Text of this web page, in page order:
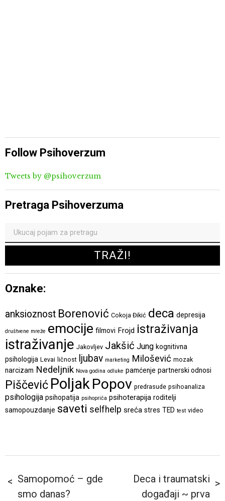
Follow Psihoverzum
Tweets by @psihoverzum
Pretraga Psihoverzuma
Oznake:
anksioznost Borenović Cokoja Đikić deca depresija
društvene mreže emocije filmovi Frojd istraživanja
istraživanje Jakovljev Jakšić Jung kognitivna
psihologija Levai ličnost ljubav marketing Milošević mozak
narcizam Nedeljnik Nova godina odluke pamćenje partnerski odnosi
Piščević PoljakPopov predrasude psihoanaliza
psihologija psihopatija psihopriča psihoterapija roditelji
samopouzdanje saveti selfhelp sreća stres TED test video
Samopomoć – gde
smo danas?
Deca i traumatski
događaji ~ prva